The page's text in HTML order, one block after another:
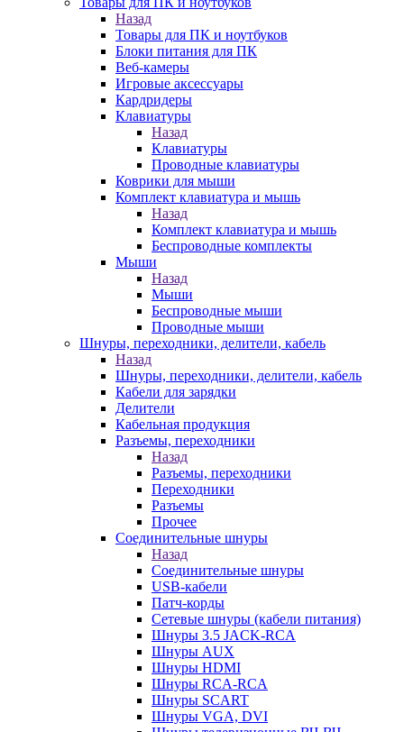
Назад
Товары для ПК и ноутбуков
Блоки питания для ПК
Веб-камеры
Игровые аксессуары
Кардридеры
Клавиатуры
Назад
Клавиатуры
Проводные клавиатуры
Коврики для мыши
Комплект клавиатура и мышь
Назад
Комплект клавиатура и мышь
Беспроводные комплекты
Мыши
Назад
Мыши
Беспроводные мыши
Проводные мыши
Шнуры, переходники, делители, кабель
Назад
Шнуры, переходники, делители, кабель
Кабели для зарядки
Делители
Кабельная продукция
Разъемы, переходники
Назад
Разъемы, переходники
Переходники
Разъемы
Прочее
Соединительные шнуры
Назад
Соединительные шнуры
USB-кабели
Патч-корды
Сетевые шнуры (кабели питания)
Шнуры 3.5 JACK-RCA
Шнуры AUX
Шнуры HDMI
Шнуры RCA-RCA
Шнуры SCART
Шнуры VGA, DVI